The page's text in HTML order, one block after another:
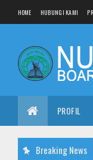
HOME HUBUNGI KAMI
PROFIL
Breaking News